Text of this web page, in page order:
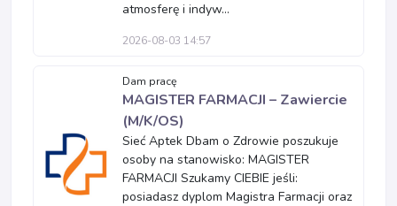
atmosferę i indyw...
2026-08-03 14:57
Dam pracę
MAGISTER FARMACJI – Zawiercie
(M/K/OS)
Sieć Aptek Dbam o Zdrowie poszukuje
osoby na stanowisko: MAGISTER
FARMACJI Szukamy CIEBIE jeśli:
posiadasz dyplom Magistra Farmacji oraz